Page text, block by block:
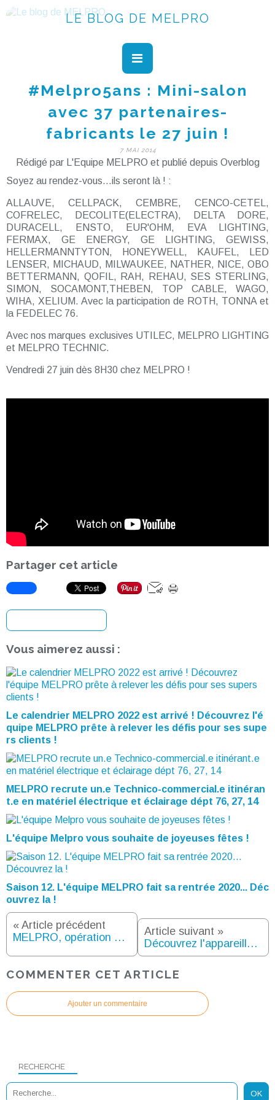
LE BLOG DE MELPRO
#Melpro5ans : Mini-salon
avec 37 partenaires-
fabricants le 27 juin !
7 MAI 2014
Rédigé par L'Equipe MELPRO et publié depuis Overblog
Soyez au rendez-vous...ils seront là ! :
ALLAUVE, CELLPACK, CEMBRE, CENCO-CETEL,
COFRELEC, DECOLITE(ELECTRA), DELTA DORE,
DURACELL, ENSTO, EUR'OHM, EVA LIGHTING,
FERMAX, GE ENERGY, GE LIGHTING, GEWISS,
HELLERMANNTYTON, HONEYWELL, KAUFEL, LED
LENSER, MICHAUD, MILWAUKEE, NATHER, NICE, OBO
BETTERMANN, QOFIL, RAH, REHAU, SES STERLING,
SIMON, SOCAMONT,THEBEN, TOP CABLE, WAGO,
WIHA, XELIUM. Avec la participation de ROTH, TONNA et
la FEDELEC 76.
Avec nos marques exclusives UTILEC, MELPRO LIGHTING
et MELPRO TECHNIC.
Vendredi 27 juin dès 8H30 chez MELPRO !
Partager cet article
Vous aimerez aussi :
Le calendrier MELPRO 2022 est arrivé ! Découvrez l'é
quipe MELPRO prête à relever les défis pour ses supe
rs clients !
MELPRO recrute un.e Technico-commercial.e itinéran
t.e en matériel électrique et éclairage dépt 76, 27, 14
L'équipe Melpro vous souhaite de joyeuses fêtes !
Saison 12. L'équipe MELPRO fait sa rentrée 2020... Déc
ouvrez la !
« Article précédent
MELPRO, opération 5 ans déjà ! Du 22 avril au 30 juin 2014 #Melpro5ans
Article suivant »
Découvrez l'appareillage EFAPEL LOGUS 90 chez MELPRO
COMMENTER CET ARTICLE
Ajouter un commentaire
RECHERCHE